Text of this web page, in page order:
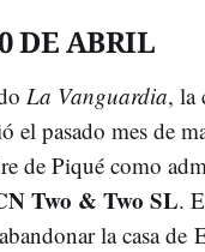
DE ABRIL
La Vanguardia, la
el pasado mes de
de Piqué como
Two & Two SL.
la casa de